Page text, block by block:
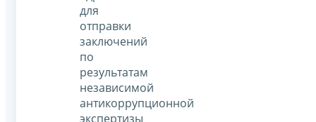
для
отправки
заключений
по
результатам
независимой
антикоррупционной
экспертизы